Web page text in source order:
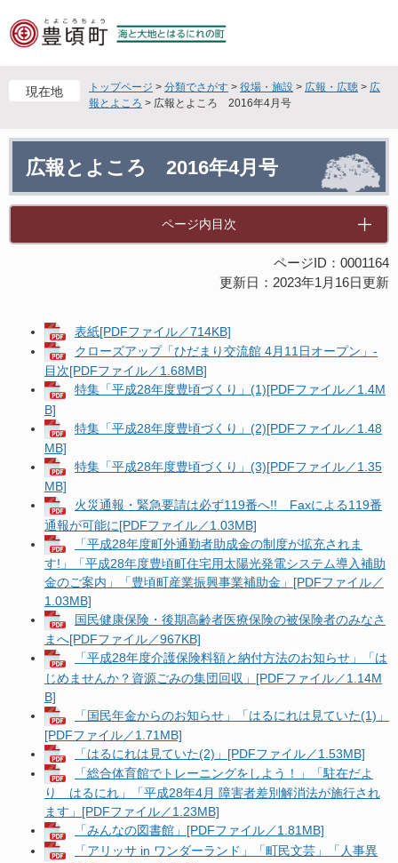
ー
す
ニ
し
文
現在地 トップページ > 分類でさがす > 役場・施設 > 広報・広聴 > 広
報とよころ > 広報とよころ 2016年4月号
広報とよころ 2016年4月号
ページ内目次
ページID：0001164
更新日：2023年1月16日更新
表紙[PDFファイル／714KB]
クローズアップ「ひだまり交流館 4月11日オープン」-
目次[PDFファイル／1.68MB]
特集「平成28年度豊頃づくり」(1)[PDFファイル／1.4M
B]
特集「平成28年度豊頃づくり」(2)[PDFファイル／1.48
MB]
特集「平成28年度豊頃づくり」(3)[PDFファイル／1.35
MB]
火災通報・緊急要請は必ず119番へ!! Faxによる119番
通報が可能に[PDFファイル／1.03MB]
「平成28年度町外通勤者助成金の制度が拡充されま
す!」「平成28年度豊頃町住宅用太陽光発電システム導入補助
金のご案内」「豊頃町産業振興事業補助金」[PDFファイル／
1.03MB]
国民健康保険・後期高齢者医療保険の被保険者のみなさ
まへ[PDFファイル／967KB]
「平成28年度介護保険料額と納付方法のお知らせ」「は
じめませんか？資源ごみの集団回収」[PDFファイル／1.14M
B]
「国民年金からのお知らせ」「はるにれは見ていた(1)」
[PDFファイル／1.71MB]
「はるにれは見ていた(2)」[PDFファイル／1.53MB]
「総合体育館でトレーニングをしよう！」「駐在だよ
り はるにれ」「平成28年4月 障害者差別解消法が施行され
ます」[PDFファイル／1.23MB]
「みんなの図書館」[PDFファイル／1.81MB]
「アリッサ in ワンダーランド」「町民文芸」「人事異